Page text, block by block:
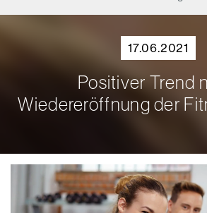
17.06.2021
Positiver Trend
Wiedereröffnung der